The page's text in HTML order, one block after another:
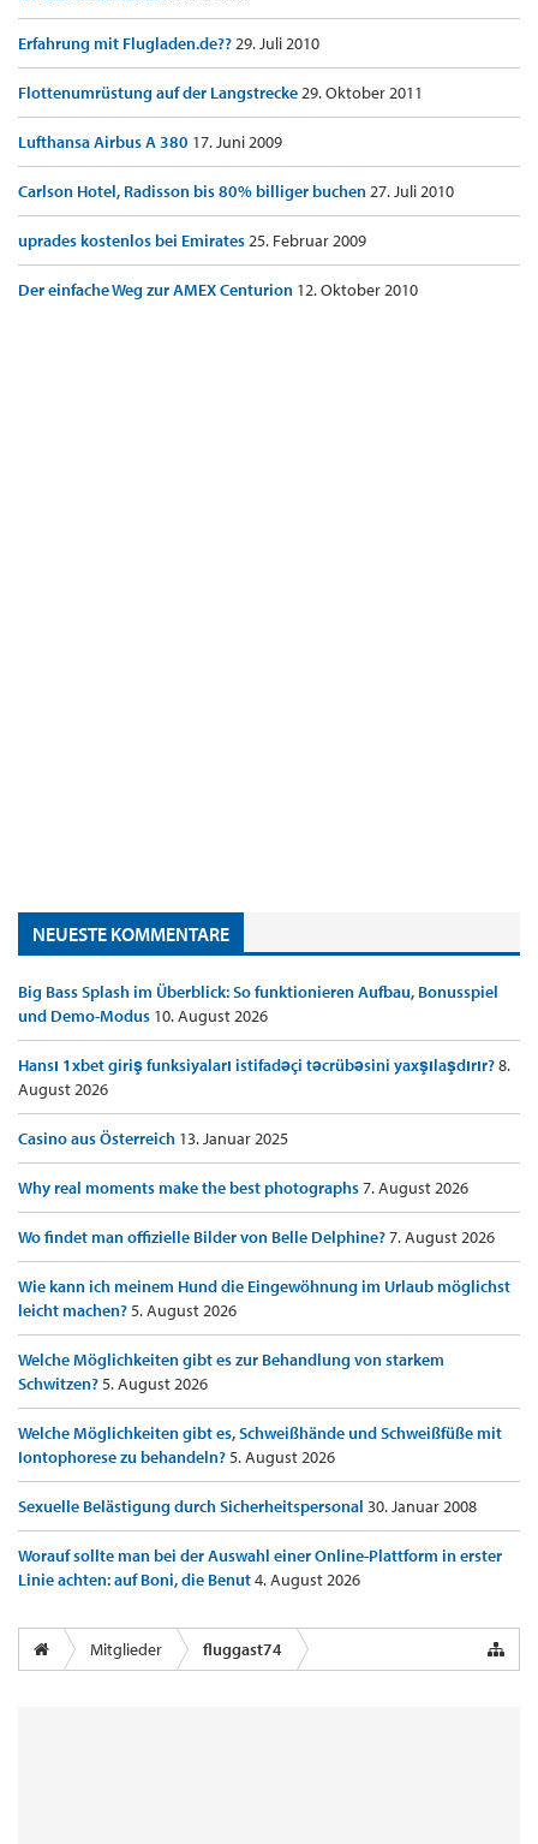
Erfahrung mit Flugladen.de??29. Juli 2010
Flottenumrüstung auf der Langstrecke29. Oktober 2011
Lufthansa Airbus A 380 17. Juni 2009
Carlson Hotel, Radisson bis 80% billiger buchen27. Juli 2010
uprades kostenlos bei Emirates25. Februar 2009
Der einfache Weg zur AMEX Centurion 12. Oktober 2010
NEUESTE KOMMENTARE
Big Bass Splash im Überblick: So funktionieren Aufbau, Bonusspiel
und Demo-Modus 10. August 2026
Hansı 1xbet giriş funksiyaları istifadəçi təcrübəsini yaxşılaşdırır?8.
August 2026
Casino aus Österreich 13. Januar 2025
Why real moments make the best photographs7. August 2026
Wo findet man offizielle Bilder von Belle Delphine?7. August 2026
Wie kann ich meinem Hund die Eingewöhnung im Urlaub möglichst
leicht machen?5. August 2026
Welche Möglichkeiten gibt es zur Behandlung von starkem
Schwitzen?5. August 2026
Welche Möglichkeiten gibt es, Schweißhände und Schweißfüße mit
Iontophorese zu behandeln?5. August 2026
Sexuelle Belästigung durch Sicherheitspersonal 30. Januar 2008
Worauf sollte man bei der Auswahl einer Online-Plattform in erster
Linie achten: auf Boni, die Benut4. August 2026
Mitglieder fluggast74